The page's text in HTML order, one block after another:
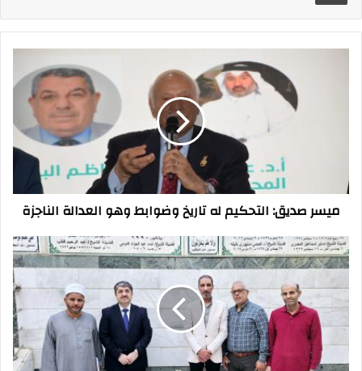
الناجزة
ميسر صديق: التحكيم له تاريخ وضوابط وهو العدالة الناجزة
هل
تعلم
المداحين
سيد
النقشبندي؟
إليك